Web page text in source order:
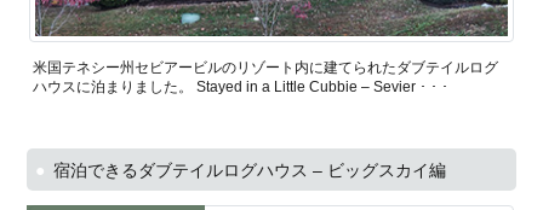
米国テネシー州セビアービルのリゾート内に建てられたダブテイルログ
ハウスに泊まりました。 Stayed in a Little Cubbie – Sevier ･ ･ ･
宿泊できるダブテイルログハウス – ビッグスカイ編